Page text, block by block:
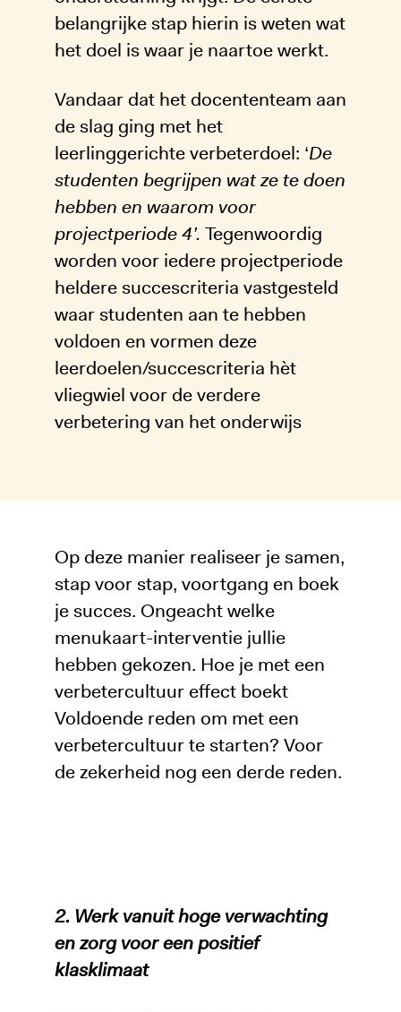
belangrijke stap hierin is weten wat
het doel is waar je naartoe werkt.
Vandaar dat het docententeam aan
de slag ging met het
leerlinggerichte verbeterdoel: ‘De
studenten begrijpen wat ze te doen
hebben en waarom voor
projectperiode 4’. Tegenwoordig
worden voor iedere projectperiode
heldere succescriteria vastgesteld
waar studenten aan te hebben
voldoen en vormen deze
leerdoelen/succescriteria hèt
vliegwiel voor de verdere
verbetering van het onderwijs
Op deze manier realiseer je samen,
stap voor stap, voortgang en boek
je succes. Ongeacht welke
menukaart-interventie jullie
hebben gekozen. Hoe je met een
verbetercultuur effect boekt
Voldoende reden om met een
verbetercultuur te starten? Voor
de zekerheid nog een derde reden.
2. Werk vanuit hoge verwachting
en zorg voor een positief
klasklimaat